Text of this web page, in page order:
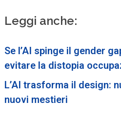
Leggi anche:
Se l’AI spinge il gender
evitare la distopia
L’AI trasforma il design:
nuovi mestieri